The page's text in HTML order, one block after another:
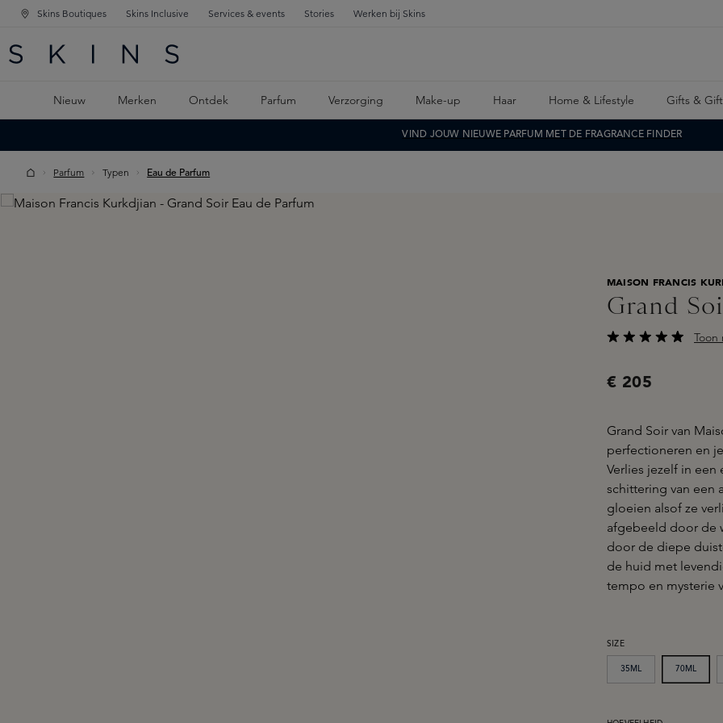
NAVIGATIE
DE HOOFDINHOUD
Skins Boutiques Skins Inclusive Services & events Stories Werken bij Skins
Nieuw Merken Ontdek Parfum Verzorging Make-up Haar Home & Lifestyle Gifts &
VIND JOUW NIEUWE PARFUM MET DE FRAGRANCE FINDER
Parfum Typen Eau de Parfum
Skip image gallery
MAISON FRANCIS
Grand
Toon
€ 205
Grand Soir van
perfectioneren en
Verlies jezelf in
schittering van een
gloeien alsof ze
afgebeeld door de
door de diepe
de huid met
tempo en mysterie
SELECTEER
SIZE
35ML 70ML